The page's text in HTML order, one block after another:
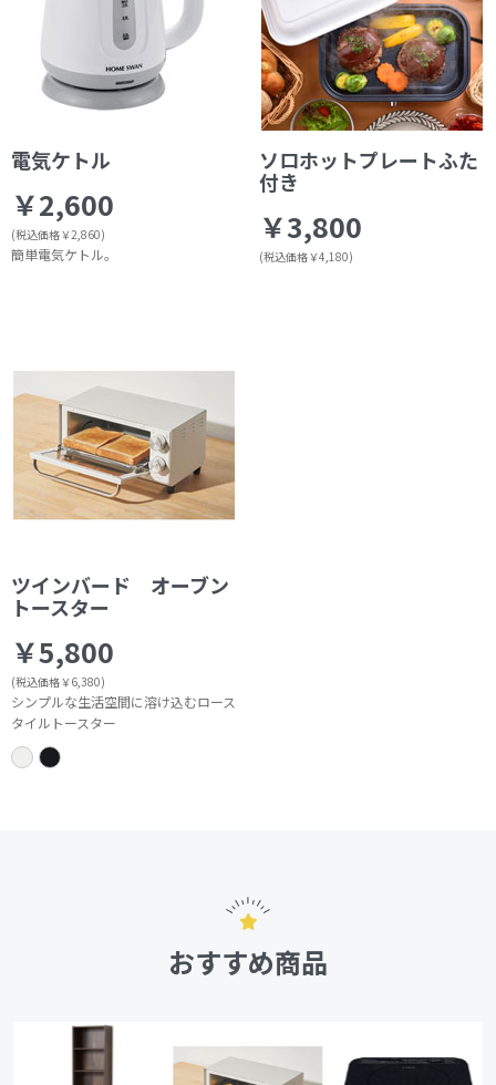
電気ケトル
￥2,600
(税込価格￥2,860)
簡単電気ケトル。
ソロホットプレートふた
付き
￥3,800
(税込価格￥4,180)
ツインバード オーブン
トースター
￥5,800
(税込価格￥6,380)
シンプルな生活空間に溶け込むロース
タイルトースター
おすすめ商品